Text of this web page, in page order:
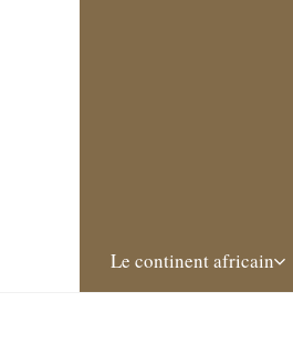
Le continent africain